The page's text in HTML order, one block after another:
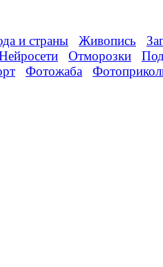
и страны Живопись
Отморозки
Фотожаба